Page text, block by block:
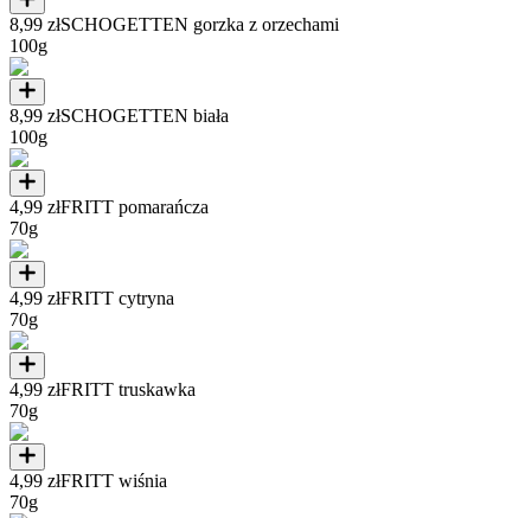
8,99 złSCHOGETTEN gorzka z orzechami
100g
8,99 złSCHOGETTEN biała
100g
4,99 złFRITT pomarańcza
70g
4,99 złFRITT cytryna
70g
4,99 złFRITT truskawka
70g
4,99 złFRITT wiśnia
70g